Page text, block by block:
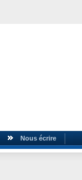
Nous écrire